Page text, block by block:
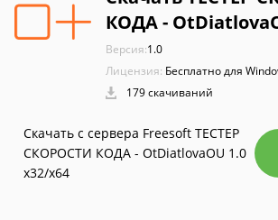
КОДА -
Версия:1.0
Лицензия: Бесплатно для
179 скачиваний
Скачать с сервера Freesoft ТЕСТЕР
СКОРОСТИ КОДА - OtDiatlovaOU 1.0
x32/x64